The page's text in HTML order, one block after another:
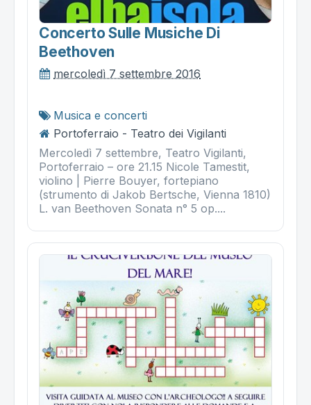
Concerto Sulle Musiche Di
Beethoven
mercoledì 7 settembre 2016
Musica e concerti
Portoferraio - Teatro dei Vigilanti
Mercoledì 7 settembre, Teatro Vigilanti,
Portoferraio – ore 21.15 Nicole Tamestit,
violino | Pierre Bouyer, fortepiano
(strumento di Jakob Bertsche, Vienna 1810)
L. van Beethoven Sonata n° 5 op....